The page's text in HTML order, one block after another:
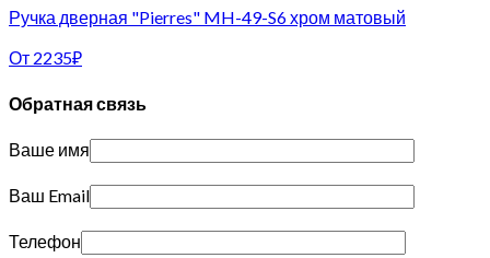
Ручка дверная "Pierres" MH-49-S6 хром матовый
От 2235₽
Обратная связь
Ваше имя
Ваш Email
Телефон